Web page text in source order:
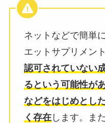
ネットなどで簡単
エットサプリメン
認可されていない
るという可能性が
などをはじめとし
く存在します。ま